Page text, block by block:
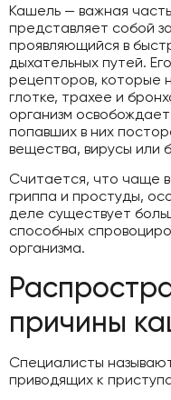
Кашель — важная
представляет собой
проявляющийся в
дыхательных путей.
рецепторов, которые
глотке, трахее и
организм
попавших в них
вещества, вирусы или
Считается, что чаще
гриппа и простуды,
деле существует
способных
организма.
причины
Специалисты
приводящих к